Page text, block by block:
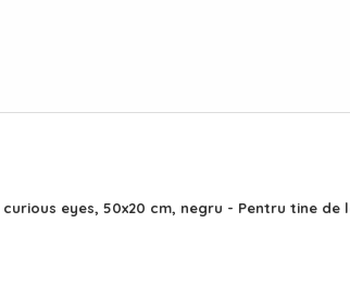
eyes, 50x20 cm, negru - Pentru tine de